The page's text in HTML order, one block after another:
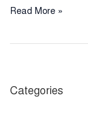
স্বাধীনতা
উমর
Read More »
Categories